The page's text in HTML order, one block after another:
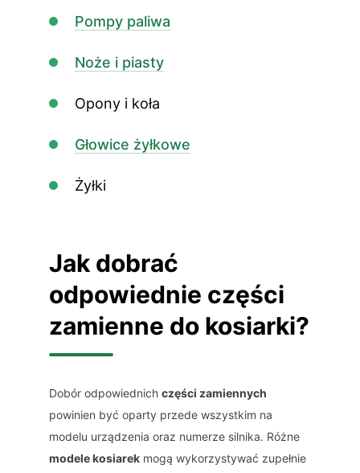
Pompy paliwa
Noże i piasty
Opony i koła
Głowice żyłkowe
Żyłki
Jak dobrać
odpowiednie części
zamienne do kosiarki?
Dobór odpowiednich części zamiennych
powinien być oparty przede wszystkim na
modelu urządzenia oraz numerze silnika. Różne
modele kosiarek mogą wykorzystywać zupełnie